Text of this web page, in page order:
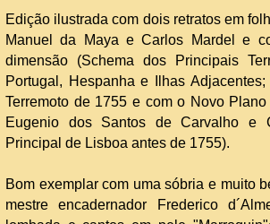
Edição ilustrada com dois retratos em
Manuel da Maya e Carlos Mardel e
dimensão (Schema dos Principais
Portugal, Hespanha e Ilhas
Terremoto de 1755 e com o Novo
Eugenio dos Santos de Carvalho e
Principal de Lisboa antes de 1755).
Bom exemplar com uma sóbria e muito
mestre encadernador Frederico